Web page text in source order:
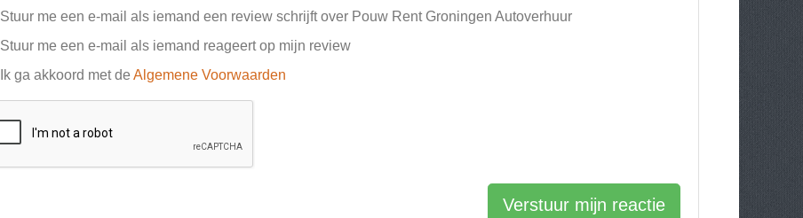
Stuur me een e-mail als iemand een review schrijft over Pouw Rent Groningen Autoverhuur
Stuur me een e-mail als iemand reageert op mijn review
Ik ga akkoord met de Algemene Voorwaarden
Verstuur mijn reactie